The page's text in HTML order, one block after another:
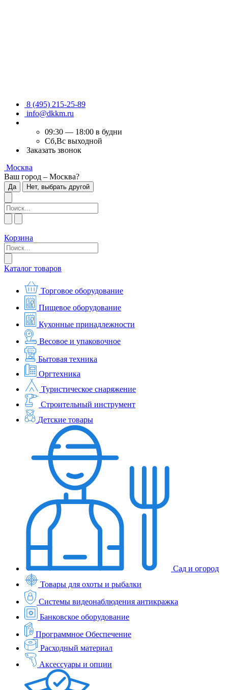
8 (495) 215-25-89
info@dkkm.ru
09:30 — 18:00 в будни
Сб,Вс выходной
Заказать звонок
Москва
Ваш город – Москва?
Да Нет, выбрать другой
Корзина
Каталог товаров
Торговое оборудование
Пищевое оборудование
Кухонные принадлежности
Весовое и упаковочное
Бытовая техника
Оргтехника
Туристическое снаряжение
Строительный инструмент
Детские товары
Сад и огород
Товары для охоты и рыбалки
Системы видеонаблюдения антикражка
Банковское оборудование
Программное Обеспечение
Расходный материал
Аксессуары и опции